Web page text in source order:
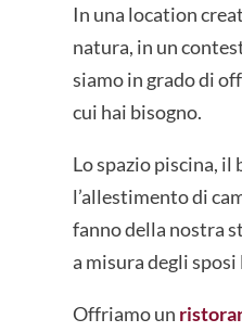
In una location
natura, in un
siamo in grado di
cui hai bisogno.
Lo spazio piscina, il
l’allestimento di
fanno della nostra
a misura degli
Offriamo un